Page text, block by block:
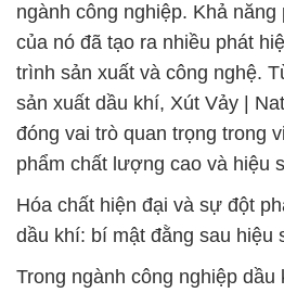
ngành công nghiệp. Khả
của nó đã tạo ra nhiều phát
trình sản xuất và công nghệ.
sản xuất dầu khí, Xút Vảy |
đóng vai trò quan trọng trong
phẩm chất lượng cao và hiệu
Hóa chất hiện đại và sự đột
dầu khí: bí mật đằng sau hiệu
Trong ngành công nghiệp dầu